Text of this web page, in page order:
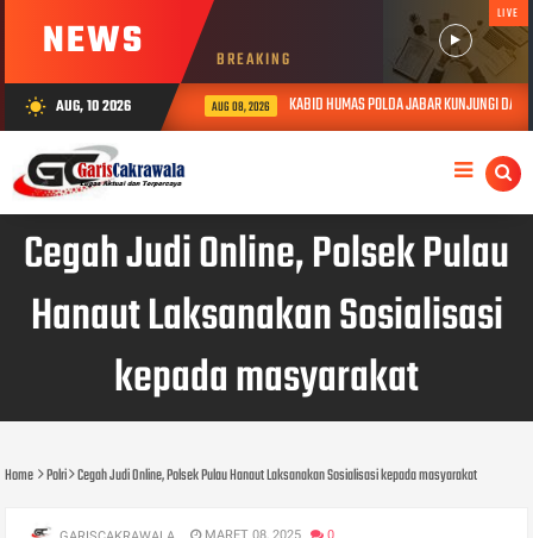
NEWS BREAKING
LIVE
wb_sunny AUG, 10 2026 AUG 08, 2026 KABID HUMAS POLDA JABAR KUNJUNGI DAN
Cegah Judi Online, Polsek Pulau
Hanaut Laksanakan Sosialisasi
kepada masyarakat
Home Polri Cegah Judi Online, Polsek Pulau Hanaut Laksanakan Sosialisasi kepada masyarakat